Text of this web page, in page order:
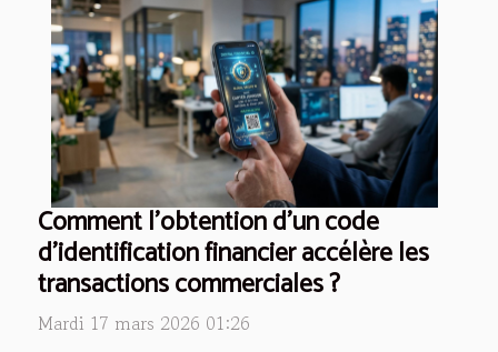
Comment l'obtention d'un code
d'identification financier accélère les
transactions commerciales ?
Mardi 17 mars 2026 01:26